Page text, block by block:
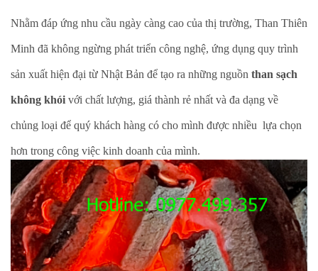
Nhằm đáp ứng nhu cầu ngày càng cao của thị trường, Than Thiên
Minh đã không ngừng phát triển công nghệ, ứng dụng quy trình
sản xuất hiện đại từ Nhật Bản để tạo ra những nguồn than sạch
không khói với chất lượng, giá thành rẻ nhất và đa dạng về
chủng loại để quý khách hàng có cho mình được nhiều lựa chọn
hơn trong công việc kinh doanh của mình.